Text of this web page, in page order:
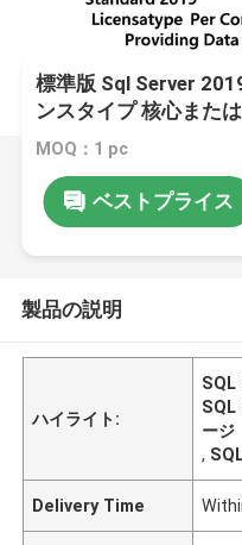
標準版 Sql Server
ンスタイプ 核心また
とアクセスを提供する
MOQ：1 pc
ベストプライス
製品の説明
ハイライト:
SQL
SQL
ージ
,
Delivery Time